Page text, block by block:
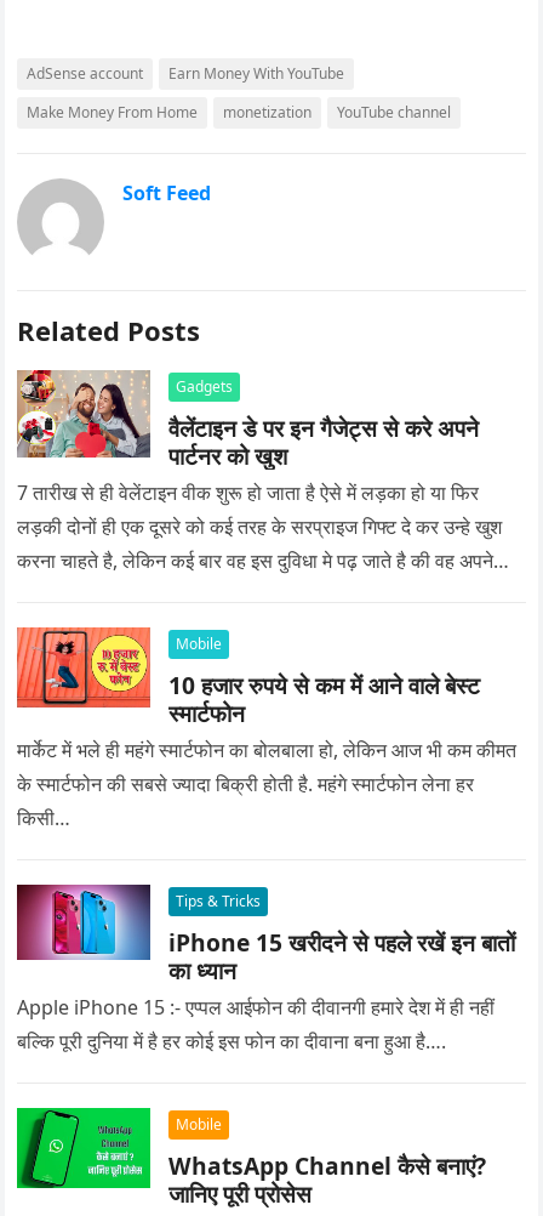
AdSense account
Earn Money With YouTube
Make Money From Home
monetization YouTube channel
Soft Feed
Related Posts
Gadgets
वैलेंटाइन डे पर इन गैजेट्स से करे अपने
पार्टनर को खुश
7 तारीख से ही वेलेंटाइन वीक शुरू हो जाता है ऐसे में लड़का हो या फिर
लड़की दोनों ही एक दूसरे को कई तरह के सरप्राइज गिफ्ट दे कर उन्हे खुश
करना चाहते है, लेकिन कई बार वह इस दुविधा मे पढ़ जाते है की वह अपने
Mobile
10 हजार रुपये से कम में आने वाले बेस्ट
स्मार्टफोन
मार्केट में भले ही महंगे स्मार्टफोन का बोलबाला हो, लेकिन आज भी कम कीमत
के स्मार्टफोन की सबसे ज्यादा बिक्री होती है. महंगे स्मार्टफोन लेना हर
किसी…
Tips & Tricks
iPhone 15 खरीदने से पहले रखें इन बातों
का ध्यान
Apple iPhone 15 :- एप्पल आईफोन की दीवानगी हमारे देश में ही नहीं
बल्कि पूरी दुनिया में है हर कोई इस फोन का दीवाना बना हुआ है….
Mobile
WhatsApp Channel कैसे बनाएं?
जानिए पूरी प्रोसेस